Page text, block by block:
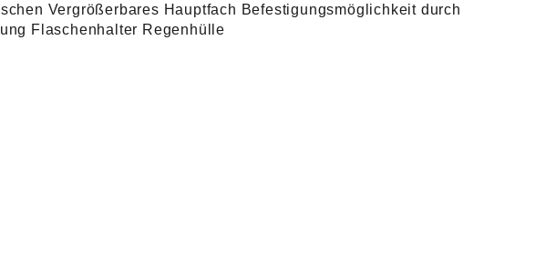
Vergrößerbares Hauptfach Befestigungsmöglichkeit durch
Flaschenhalter Regenhülle